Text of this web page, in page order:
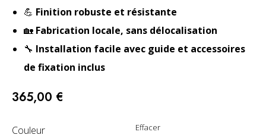
💪 Finition robuste et résistante
🏡 Fabrication locale, sans délocalisation
🔧 Installation facile avec guide et accessoires
de fixation inclus
365,00 €
Couleur Effacer